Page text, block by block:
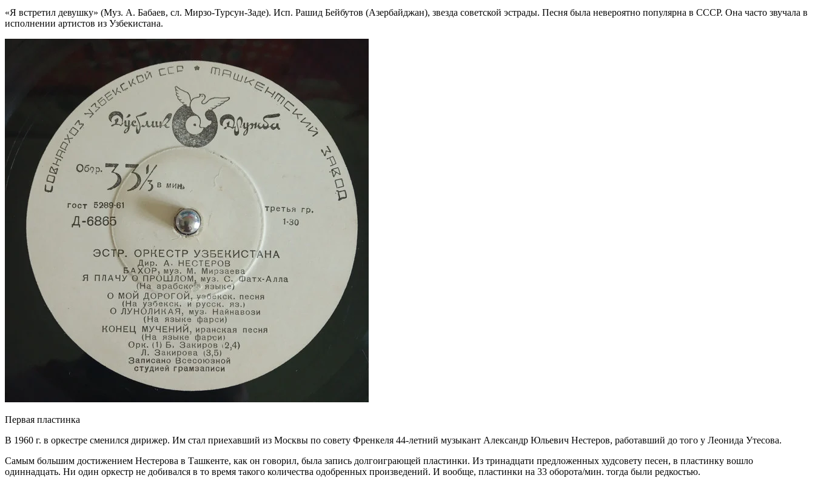
«Я встретил девушку» (Муз. А. Бабаев, сл. Мирзо-Турсун-Заде). Исп. Рашид Бейбутов (Азербайджан), звезда советской эстрады. Песня была невероятно популярна в СССР. Она часто звучала в
исполнении артистов из Узбекистана.
Первая пластинка
В 1960 г. в оркестре сменился дирижер. Им стал приехавший из Москвы по совету Френкеля 44-летний музыкант Александр Юльевич Нестеров, работавший до того у Леонида Утесова.
Самым большим достижением Нестерова в Ташкенте, как он говорил, была запись долгоиграющей пластинки. Из тринадцати предложенных худсовету песен, в пластинку вошло
одиннадцать. Ни один оркестр не добивался в то время такого количества одобренных произведений. И вообще, пластинки на 33 оборота/мин. тогда были редкостью.